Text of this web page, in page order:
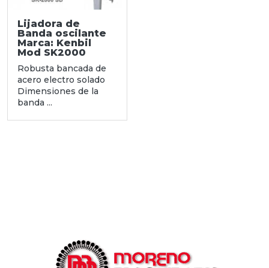
Lijadora de
Banda oscilante
Marca: Kenbil
Mod SK2000
Robusta bancada de
acero electro solado
Dimensiones de la
banda ...